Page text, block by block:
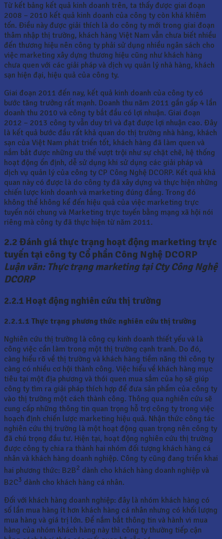
Từ kết bảng kết quả kinh doanh trên, ta thấy được giai đoạn
2008 – 2010 kết quả kinh doanh của công ty còn khá khiêm
tốn. Điều này được giải thích là do công ty mới trong giai đoạn
thâm nhập thị trường, khách hàng Việt Nam vẫn chưa biết nhiều
đến thương hiệu nên công ty phải sử dụng nhiều ngân sách cho
việc marketing xây dựng thương hiệu cũng như khách hàng
chưa quen với các giải pháp và dịch vụ quản lý nhà hàng, khách
sạn hiện đại, hiệu quả của công ty.
Giai đoạn 2011 đến nay, kết quả kinh doanh của công ty có
bước tăng trưởng rất mạnh. Doanh thu năm 2011 gần gấp 4 lần
doanh thu 2010 và công ty bắt đầu có lợi nhuận. Giai đoạn
2012 – 2013 công ty vẫn duy trì và đạt được lợi nhuận cao. Đây
là kết quả bước đầu rất khả quan do thị trường nhà hàng, khách
sạn của Việt Nam phát triển tốt, khách hàng đã làm quen và
nắm bắt được những ưu thế vượt trội như sự chặt chẽ, hệ thống
hoạt động ổn định, dễ sử dụng khi sử dụng các giải pháp và
dịch vụ quản lý của công ty CP Công Nghệ DCORP. Kết quả khả
quan này có được là do công ty đã xây dựng và thực hiện những
chiến lược kinh doanh và marketing đúng đắng. Trong đó
không thể không kể đến hiệu quả của việc marketing trực
tuyến nói chung và Marketing trực tuyến bằng mạng xã hội nói
riêng mà công ty đã thực hiện từ năm 2011.
2.2 Đánh giá thực trạng hoạt động marketing trực
tuyến tại công ty Cổ phần Công Nghệ DCORP
Luận văn: Thực trạng marketing tại Cty Công Nghệ
DCORP
2.2.1 Hoạt động nghiên cứu thị trường
2.2.1.1 Thực trạng phương thức nghiên cứu thị trường
Nghiên cứu thị trường là công cụ kinh doanh thiết yếu và là
công việc cần làm trong một thị trường cạnh tranh. Do đó,
càng hiểu rõ về thị trường và khách hàng tiềm năng thì công ty
càng có nhiều cơ hội thành công. Việc hiểu về khách hàng mục
tiêu tại một địa phương và thói quen mua sắm của họ sẽ giúp
công ty tìm ra giải pháp thích hợp để đưa sản phẩm của công ty
vào thị trường một cách thành công. Thông qua nghiên cứu sẽ
cung cấp những thông tin quan trọng hỗ trợ công ty trong việc
hoạch định chiến lược marketing hiệu quả. Nhận thức công tác
nghiên cứu thị trường là một hoạt động quan trọng nên công ty
đã chú trọng đầu tư. Hiện tại, hoạt động nghiên cứu thị trường
được công ty chia ra thành hai nhóm đối tượng khách hàng cá
nhân và khách hàng doanh nghiệp. Công ty cũng đang triển khai
hai phương thức: B2B2 dành cho khách hàng doanh nghiệp và
B2C3 dành cho khách hàng cá nhân.
Đối với khách hàng doanh nghiệp: đây là nhóm khách hàng có
số lần mua hàng ít hơn khách hàng cá nhân nhưng có khối lượng
mua hàng và giá trị lớn. Để nắm bắt thông tin và hành vi mua
hàng của nhóm khách hàng này thì công ty thường tiếp cận